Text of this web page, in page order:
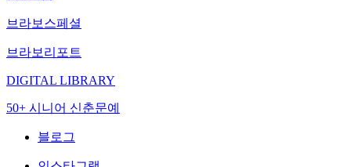
브라보스페셜
브라보리포트
DIGITAL LIBRARY
50+ 시니어 신춘문예
블로그